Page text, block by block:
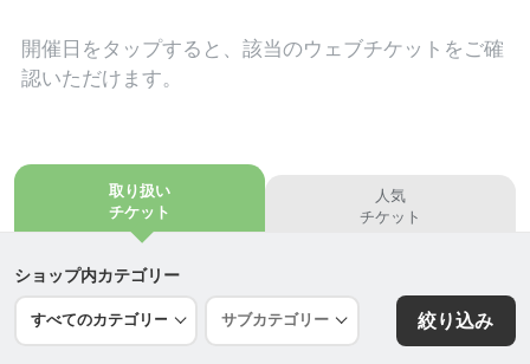
開催日を タップすると、該当のウェブチケットをご確
認いただけます。
取り扱い
チケット
人気
チケット
ショップ内カテゴリー
絞り込み